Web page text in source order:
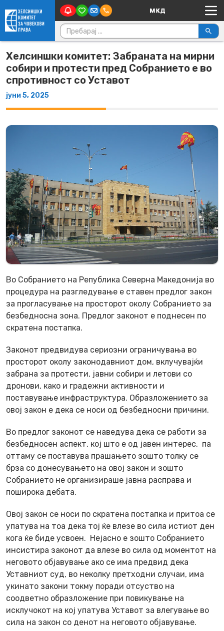
Skip to content Main Navigation
Пребарувај за:
Хелсиншки комитет: Забраната на мирни
собири и протести пред Собранието е во
спротивност со Уставот
јуни 5, 2025
Во Собранието на Република Северна Македонија во
процедура на разгледување е ставен предлог закон
за прогласување на просторот околу Собранието за
безбедносна зона. Предлог законот е поднесен по
скратена постапка.
Законот предвидува сериозни ограничувања во
просторот околу законодавниот дом, вклучувајќи
забрана за протести, јавни собири и летови со
дронови, како и градежни активности и
поставување инфраструктура. Образложението за
овој закон е дека се носи од безбедносни причини.
Во предлог законот се наведува дека се работи за
безбедносен аспект, кој што е од јавен интерес, па
оттаму се поставува прашањето зошто толку се
брза со донесувањето на овој закон и зошто
Собранието не организираше јавна расправа и
поширока дебата.
Овој закон се носи по скратена постапка и притоа се
упатува на тоа дека тој ќе влезе во сила истиот ден
кога ќе биде усвоен. Нејасно е зошто Собранието
инсистира законот да влезе во сила од моментот на
неговото објавување ако се има предвид дека
Уставниот суд, во неколку претходни случаи, има
укинато закони токму поради отсуство на
соодветно образложение при повикување на
исклучокот на кој упатува Уставот за влегување во
сила на закон со денот на неговото објавување.